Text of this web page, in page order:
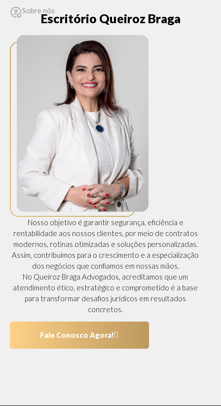
Sobre nós
Escritório Queiroz Braga
Nosso objetivo é garantir segurança, eficiência e
rentabilidade aos nossos clientes, por meio de contratos
modernos, rotinas otimizadas e soluções personalizadas.
Assim, contribuímos para o crescimento e a especialização
dos negócios que confiamos em nossas mãos.
No Queiroz Braga Advogados, acreditamos que um
atendimento ético, estratégico e comprometido é a base
para transformar desafios jurídicos em resultados
concretos.
Fale Conosco Agora!